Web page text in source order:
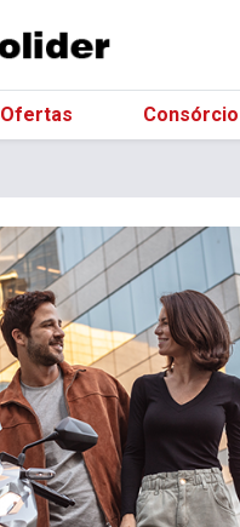
Ofertas Consórcio